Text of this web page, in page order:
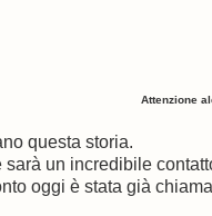
Attenzione
questa storia.
sarà un incredibile
oggi è stata già